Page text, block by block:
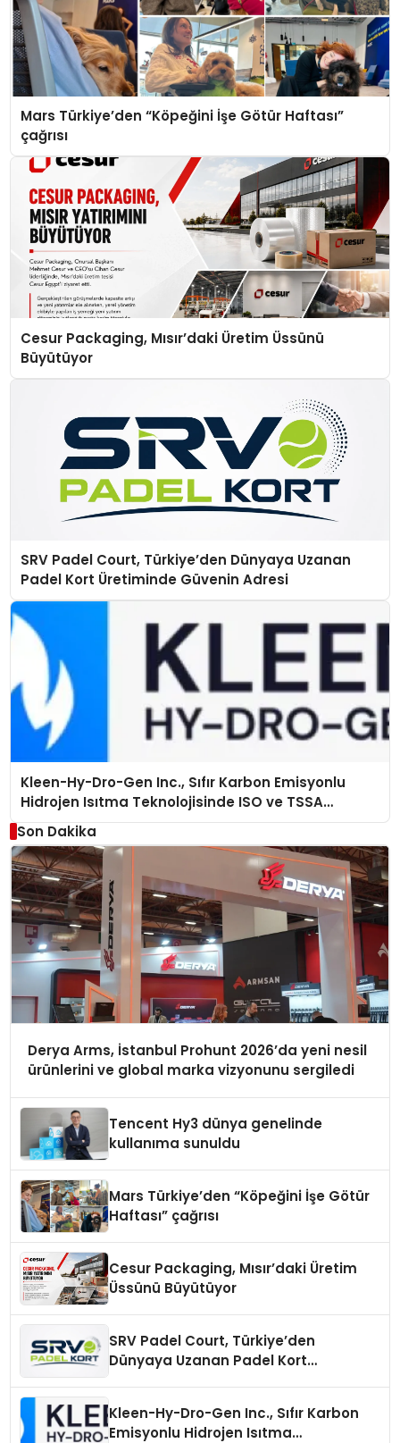
Mars Türkiye’den “Köpeğini İşe Götür Haftası”
çağrısı
Cesur Packaging, Mısır’daki Üretim Üssünü
Büyütüyor
SRV Padel Court, Türkiye’den Dünyaya Uzanan
Padel Kort Üretiminde Güvenin Adresi
Kleen-Hy-Dro-Gen Inc., Sıfır Karbon Emisyonlu
Hidrojen Isıtma Teknolojisinde ISO ve TSSA
Düzenleyici Onaylarını Aldı
Son Dakika
Derya Arms, İstanbul Prohunt 2026’da yeni nesil
ürünlerini ve global marka vizyonunu sergiledi
Tencent Hy3 dünya genelinde
kullanıma sunuldu
Mars Türkiye’den “Köpeğini İşe Götür
Haftası” çağrısı
Cesur Packaging, Mısır’daki Üretim
Üssünü Büyütüyor
SRV Padel Court, Türkiye’den
Dünyaya Uzanan Padel Kort
Kleen-Hy-Dro-Gen Inc., Sıfır Karbon
Emisyonlu Hidrojen Isıtma